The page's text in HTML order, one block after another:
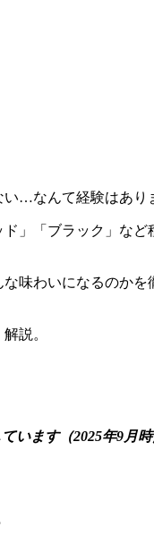
…なんて経験はあり
」「ブラック」な
味わいになるのか
説。
います（2025年9月